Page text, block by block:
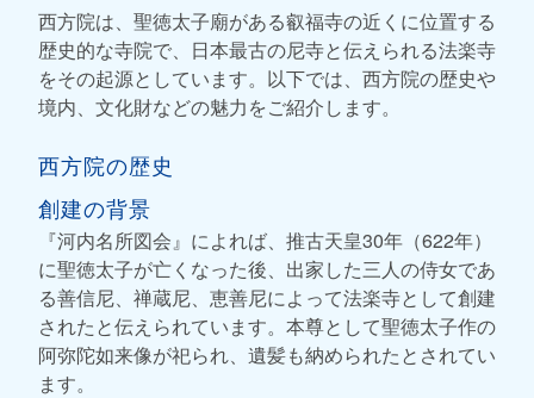
西方院は、聖徳太子廟がある叡福寺の近くに位置する
歴史的な寺院で、日本最古の尼寺と伝えられる法楽寺
をその起源としています。以下では、西方院の歴史や
境内、文化財などの魅力をご紹介します。
西方院の歴史
創建の背景
『河内名所図会』によれば、推古天皇30年（622年）
に聖徳太子が亡くなった後、出家した三人の侍女であ
る善信尼、禅蔵尼、恵善尼によって法楽寺として創建
されたと伝えられています。本尊として聖徳太子作の
阿弥陀如来像が祀られ、遺髪も納められたとされてい
ます。